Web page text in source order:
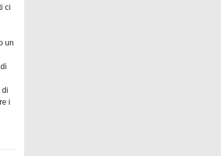
ci
un
di
i